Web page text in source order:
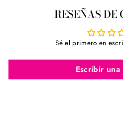
Facebook
RESEÑAS DE
Sé el primero en
Escribir una